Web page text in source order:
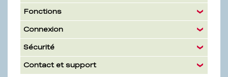
Fonctions
Connexion
Sécurité
Contact et support